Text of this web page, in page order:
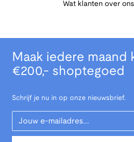
Wat klanten over
Maak iedere maand
€200,- shoptegoed
Schrijf je nu in op onze nieuwsbrief.
Your Email